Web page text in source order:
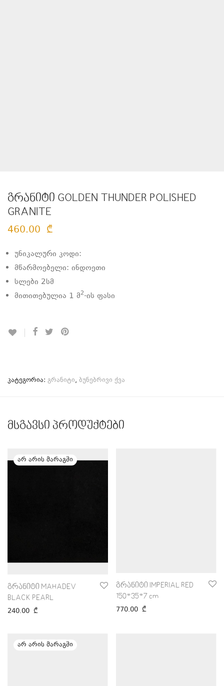
გრანიტი GOLDEN THUNDER POLISHED
GRANITE
460.00 ₾
უნიკალური კოდი:
მწარმოებელი: ინდოეთი
სლები 2სმ
მითითებულია 1 მ2-ის ფასი
კატეგორია: გრანიტი, ბუნებრივი ქვა
მსგავსი პროდუქტები
გრანიტი MAHADEV
BLACK PEARL
240.00 ₾
გრანიტი IMPERIAL RED
150*35*7 cm
770.00 ₾